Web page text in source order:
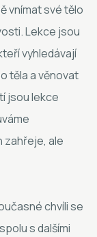
vnímat své tělo
Lekce jsou
vyhledávají
těla a věnovat
jsou lekce
zahřeje, ale
chvíli se
s dalšími